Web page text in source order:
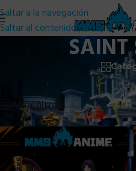
Saltar a la navegación
Saltar al contenido principal
SAINT
Saint Seiya
Abrir filtros